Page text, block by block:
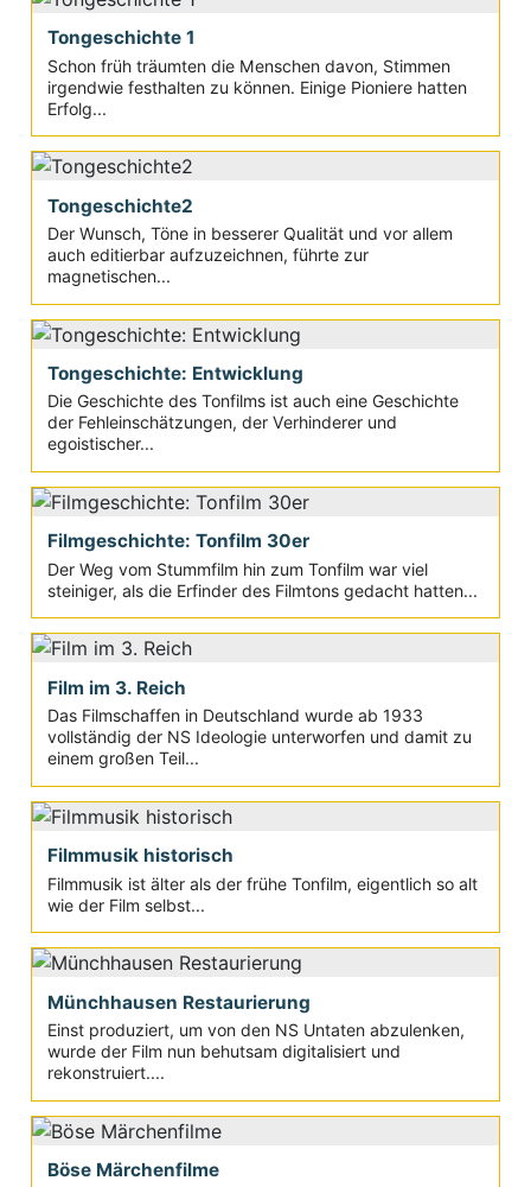
Tongeschichte 1
Schon früh träumten die Menschen davon, Stimmen
irgendwie festhalten zu können. Einige Pioniere hatten
Erfolg...
Tongeschichte2
Der Wunsch, Töne in besserer Qualität und vor allem
auch editierbar aufzuzeichnen, führte zur
magnetischen...
Tongeschichte: Entwicklung
Die Geschichte des Tonfilms ist auch eine Geschichte
der Fehleinschätzungen, der Verhinderer und
egoistischer...
Filmgeschichte: Tonfilm 30er
Der Weg vom Stummfilm hin zum Tonfilm war viel
steiniger, als die Erfinder des Filmtons gedacht hatten...
Film im 3. Reich
Das Filmschaffen in Deutschland wurde ab 1933
vollständig der NS Ideologie unterworfen und damit zu
einem großen Teil...
Filmmusik historisch
Filmmusik ist älter als der frühe Tonfilm, eigentlich so alt
wie der Film selbst...
Münchhausen Restaurierung
Einst produziert, um von den NS Untaten abzulenken,
wurde der Film nun behutsam digitalisiert und
rekonstruiert....
Böse Märchenfilme